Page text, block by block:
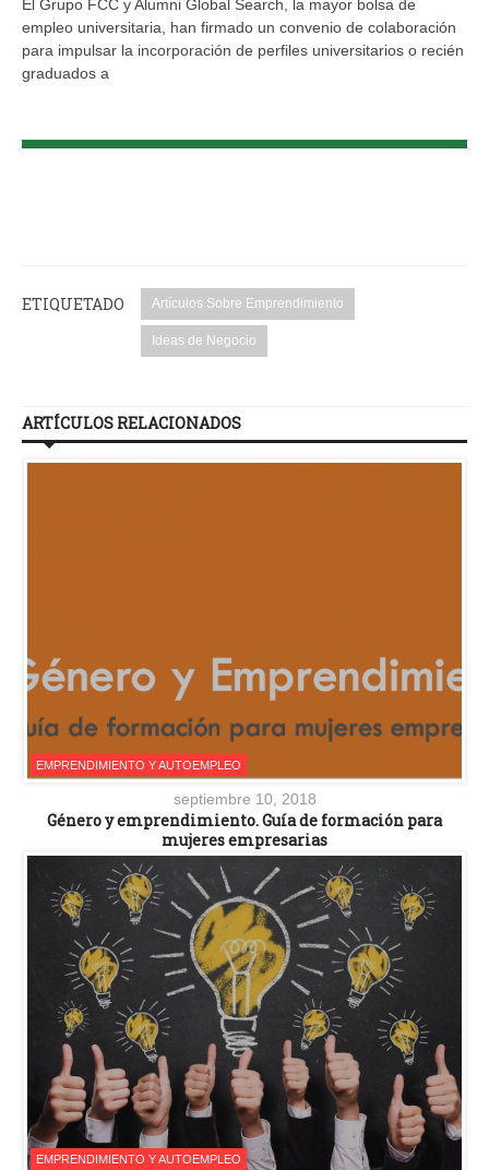
El Grupo FCC y Alumni Global Search, la mayor bolsa de
empleo universitaria, han firmado un convenio de colaboración
para impulsar la incorporación de perfiles universitarios o recién
graduados a
ETIQUETADO Artículos Sobre Emprendimiento
Ideas de Negocio
ARTÍCULOS RELACIONADOS
EMPRENDIMIENTO Y AUTOEMPLEO
septiembre 10, 2018
Género y emprendimiento. Guía de formación para
mujeres empresarias
EMPRENDIMIENTO Y AUTOEMPLEO